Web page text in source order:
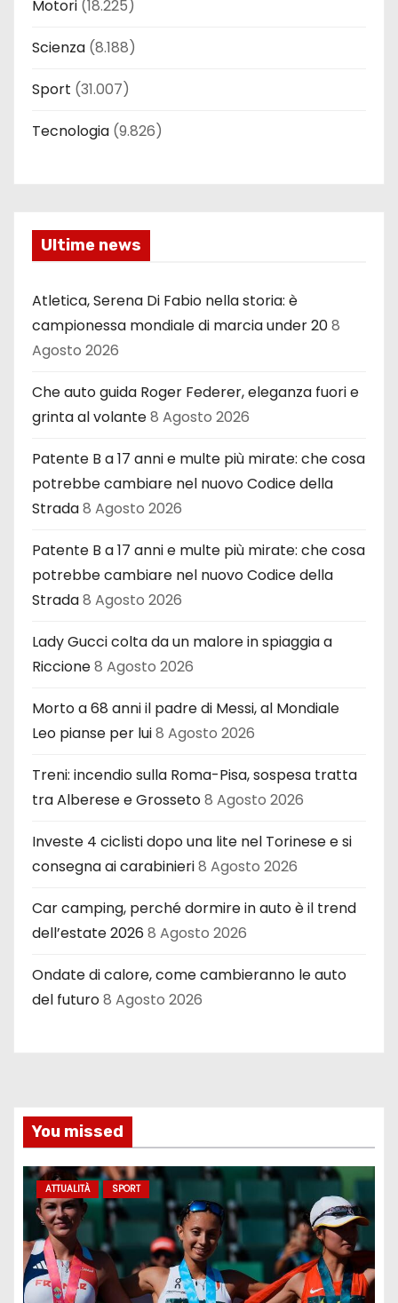
Motori (18.225)
Scienza (8.188)
Sport (31.007)
Tecnologia (9.826)
Ultime news
Atletica, Serena Di Fabio nella storia: è
campionessa mondiale di marcia under 208
Agosto 2026
Che auto guida Roger Federer, eleganza fuori e
grinta al volante8 Agosto 2026
Patente B a 17 anni e multe più mirate: che cosa
potrebbe cambiare nel nuovo Codice della
Strada8 Agosto 2026
Patente B a 17 anni e multe più mirate: che cosa
potrebbe cambiare nel nuovo Codice della
Strada8 Agosto 2026
Lady Gucci colta da un malore in spiaggia a
Riccione8 Agosto 2026
Morto a 68 anni il padre di Messi, al Mondiale
Leo pianse per lui8 Agosto 2026
Treni: incendio sulla Roma-Pisa, sospesa tratta
tra Alberese e Grosseto8 Agosto 2026
Investe 4 ciclisti dopo una lite nel Torinese e si
consegna ai carabinieri8 Agosto 2026
Car camping, perché dormire in auto è il trend
dell’estate 2026 8 Agosto 2026
Ondate di calore, come cambieranno le auto
del futuro8 Agosto 2026
You missed
ATTUALITÀ SPORT